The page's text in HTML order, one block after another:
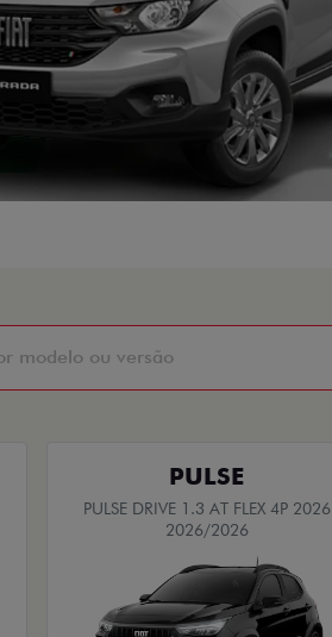
PULSE
PULSE DRIVE 1.3 AT FLEX 4P 2026
2026/2026